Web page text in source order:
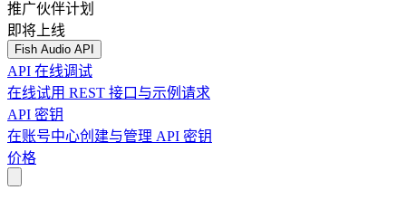
推广伙伴计划
即将上线
Fish Audio API
API 在线调试
在线试用 REST 接口与示例请求
API 密钥
在账号中心创建与管理 API 密钥
价格